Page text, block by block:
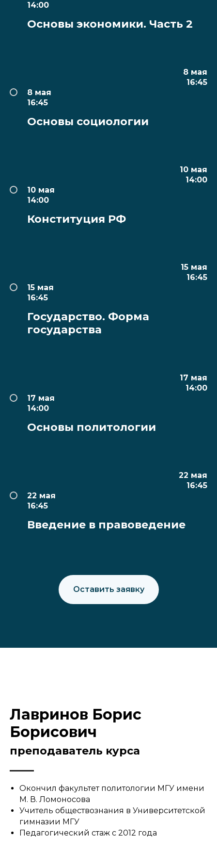
14:00
Основы экономики. Часть 2
8 мая
16:45
8 мая
16:45
Основы социологии
10 мая
14:00
10 мая
14:00
Конституция РФ
15 мая
16:45
15 мая
16:45
Государство. Форма
государства
17 мая
14:00
17 мая
14:00
Основы политологии
22 мая
16:45
22 мая
16:45
Введение в правоведение
Оставить заявку
Лавринов Борис
Борисович
преподаватель курса
Окончил факультет политологии МГУ имени
М. В. Ломоносова
Учитель обществознания в Университетской
гимназии МГУ
Педагогический стаж с 2012 года